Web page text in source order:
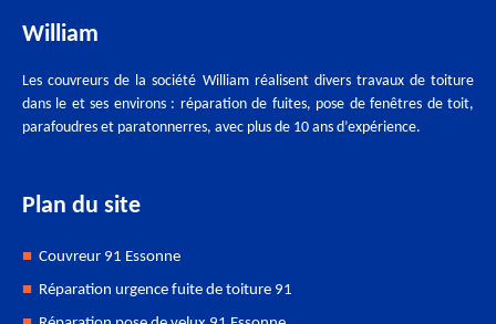
William
Les couvreurs de la société William réalisent divers travaux de toiture
dans le et ses environs : réparation de fuites, pose de fenêtres de toit,
parafoudres et paratonnerres, avec plus de 10 ans d’expérience.
Plan du site
Couvreur 91 Essonne
Réparation urgence fuite de toiture 91